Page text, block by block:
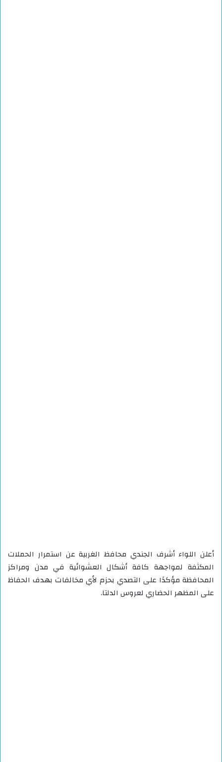
أعلن اللواء أشرف الجندي محافظ الغربية عن استمرار الحملات
المكثفة لمواجهة كافة أشكال العشوائية في مدن ومراكز
المحافظة مؤكدًا على التصدي بحزم لأي مخالفات بهدف الحفاظ
على المظهر الحضاري لعروس الدلتا.